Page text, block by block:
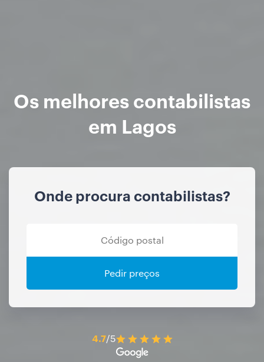
Os melhores contabilistas
em Lagos
Onde procura contabilistas?
Pedir preços
4.7/5